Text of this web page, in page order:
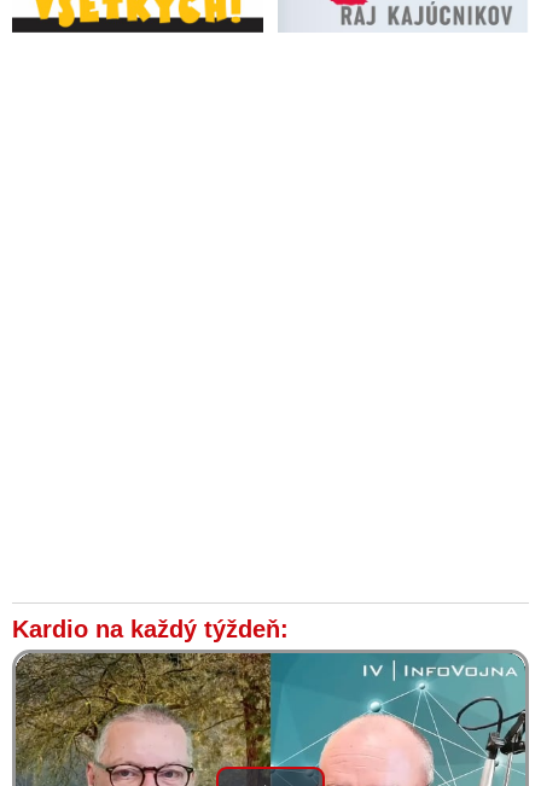
Kardio na každý týždeň: